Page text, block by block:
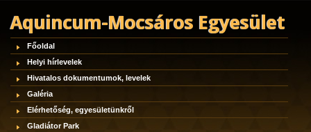
Aquincum-Mocsáros Egyesület
Főoldal
Helyi hírlevelek
Hivatalos dokumentumok, levelek
Galéria
Elérhetőség, egyesületünkről
Gladiátor Park